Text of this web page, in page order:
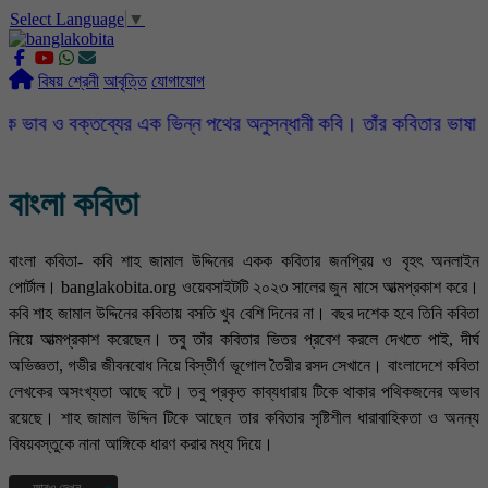
Select Language ▼
বিষয় শ্রেনী আবৃত্তি যোগাযোগ
বক্তব্যের এক ভিন্ন পথের অনুসন্ধানী কবি। তাঁর
বাংলা কবিতা
বাংলা কবিতা- কবি শাহ জামাল উদ্দিনের একক কবিতার জনপ্রিয় ও বৃহৎ অনলাইন
পোর্টাল। banglakobita.org ওয়েবসাইটটি ২০২৩ সালের জুন মাসে আত্মপ্রকাশ করে।
কবি শাহ জামাল উদ্দিনের কবিতায় বসতি খুব বেশি দিনের না। বছর দশেক হবে তিনি কবিতা
নিয়ে আত্মপ্রকাশ করেছেন। তবু তাঁর কবিতার ভিতর প্রবেশ করলে দেখতে পাই, দীর্ঘ
অভিজ্ঞতা, গভীর জীবনবোধ নিয়ে বিস্তীর্ণ ভূগোল তৈরীর রসদ সেখানে। বাংলাদেশে কবিতা
লেখকের অসংখ্যতা আছে বটে। তবু প্রকৃত কাব্যধারায় টিকে থাকার পথিকজনের অভাব
রয়েছে। শাহ জামাল উদ্দিন টিকে আছেন তার কবিতার সৃষ্টিশীল ধারাবাহিকতা ও অনন্য
বিষয়বস্তুকে নানা আঙ্গিকে ধারণ করার মধ্য দিয়ে।